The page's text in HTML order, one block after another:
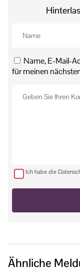
Name, E-Mail-
für meinen
Ich habe die
Ähnliche